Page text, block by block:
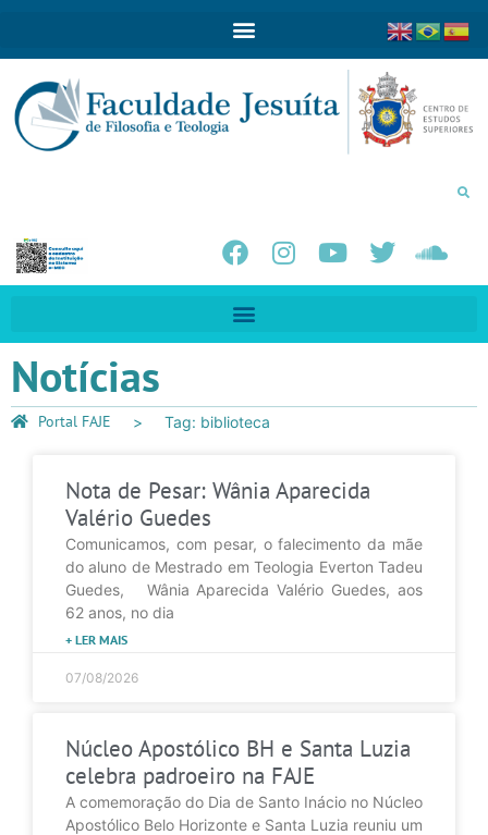
Notícias
Portal FAJE Tag: biblioteca
Nota de Pesar: Wânia Aparecida
Valério Guedes
Comunicamos, com pesar, o falecimento da mãe
do aluno de Mestrado em Teologia Everton Tadeu
Guedes, Wânia Aparecida Valério Guedes, aos
62 anos, no dia
+ LER MAIS
07/08/2026
Núcleo Apostólico BH e Santa Luzia
celebra padroeiro na FAJE
A comemoração do Dia de Santo Inácio no Núcleo
Apostólico Belo Horizonte e Santa Luzia reuniu um